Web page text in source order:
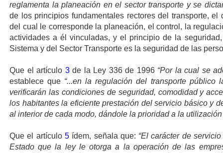
reglamenta la planeación en el sector transporte y se
de los principios fundamentales rectores del transporte,
del cual le corresponde la planeación, el control, la
actividades a él vinculadas, y el principio de la
Sistema y del Sector Transporte es la seguridad de las
Que el artículo 3de la Ley 336 de 1996 “Por la cual se
establece que “...en la regulación del transporte público
verificarán las condiciones de seguridad, comodidad y
los habitantes la eficiente prestación del servicio básico y
al interior de cada modo, dándole la prioridad a la
Que el artículo 5ídem, señala que: “El carácter de
Estado que la ley le otorga a la operación de las